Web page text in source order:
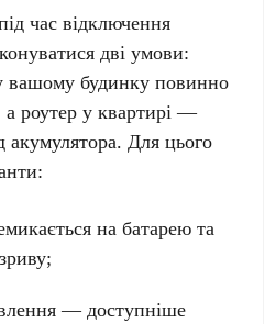
час відключення
дві умови:
вашому будинку повинно
роутер у квартирі —
Для цього
на батарею та
— доступніше